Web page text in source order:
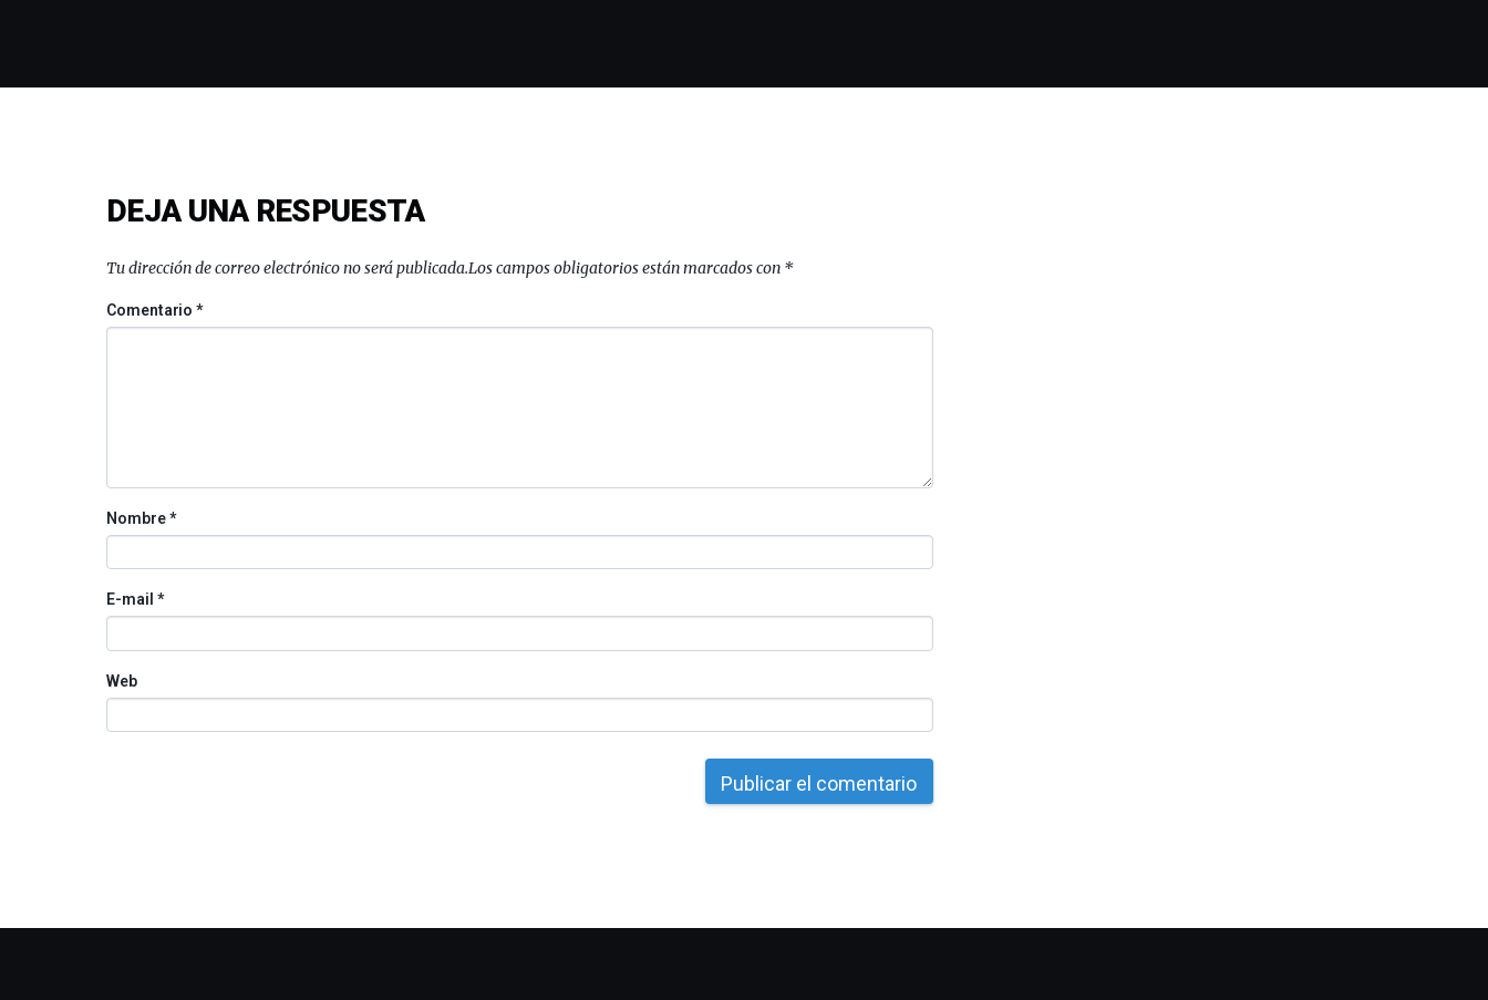
DEJA UNA RESPUESTA
Tu dirección de correo electrónico no será publicada.Los campos obligatorios están marcados con *
Comentario*
Nombre*
E-mail *
Web